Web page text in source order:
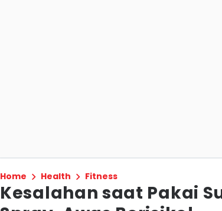
Home Health Fitness
Kesalahan saat Pakai